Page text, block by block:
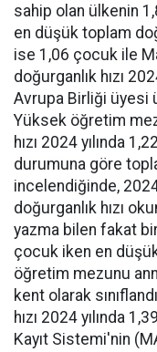
sahip olan ülkenin
en düşük toplam
ise 1,06 çocuk ile
doğurganlık hızı
Avrupa Birliği üyesi
Yüksek öğretim
hızı 2024 yılında
durumuna göre
incelendiğinde,
doğurganlık hızı
yazma bilen fakat
çocuk iken en
öğretim mezunu
kent olarak
hızı 2024 yılında
Kayıt Sistemi'nin